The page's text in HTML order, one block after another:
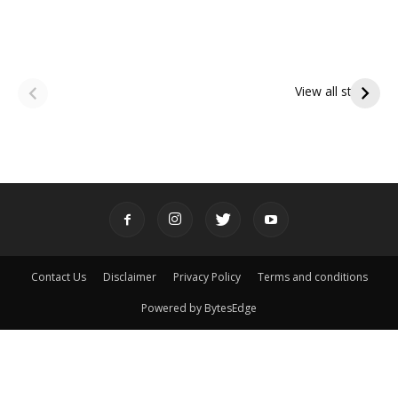
View all stories
పితృదేవతల ఆశీర్వాదం
ఇంద్రకీలాద్రి గిరి ప్రదక్షిణ
Contact Us Disclaimer Privacy Policy Terms and conditions
Powered by BytesEdge